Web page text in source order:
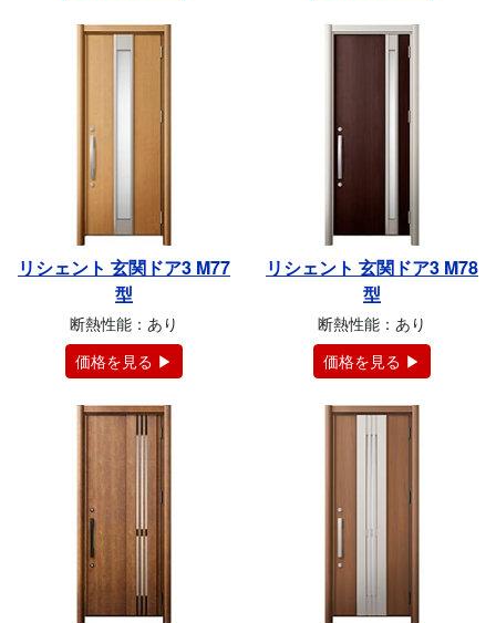
リシェント 玄関ドア3 M77
型
断熱性能：あり
価格を見る ▶
リシェント 玄関ドア3 M78
型
断熱性能：あり
価格を見る ▶